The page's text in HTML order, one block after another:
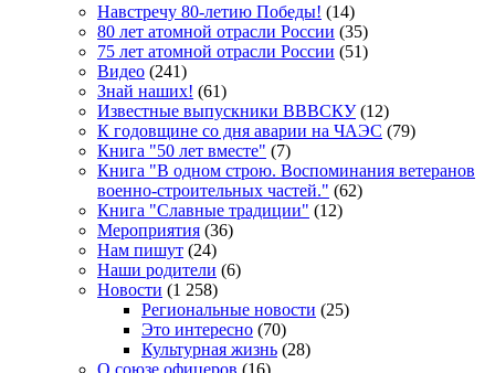
Навстречу 80-летию Победы! (14)
80 лет атомной отрасли России (35)
75 лет атомной отрасли России (51)
Видео (241)
Знай наших! (61)
Известные выпускники ВВВСКУ(12)
К годовщине со дня аварии на ЧАЭС (79)
Книга "50 лет вместе" (7)
Книга "В одном строю. Воспоминания ветеранов
военно-строительных частей." (62)
Книга "Славные традиции" (12)
Мероприятия (36)
Нам пишут (24)
Наши родители (6)
Новости (1 258)
Региональные новости (25)
Это интересно (70)
Культурная жизнь (28)
О союзе офицеров (16)